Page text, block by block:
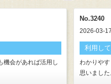
機会があれば活用し
No.3240
2026-03-17
利用し
わかりや
思いました